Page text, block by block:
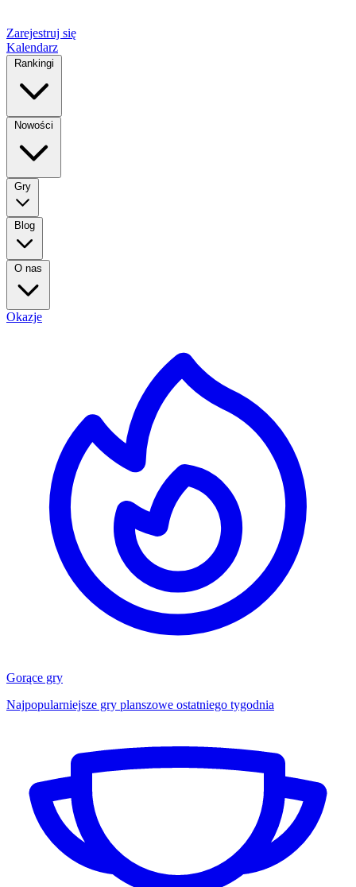
Zarejestruj się
Kalendarz
Rankingi
Nowości
Gry
Blog
O nas
Okazje
Gorące gry
Najpopularniejsze gry planszowe ostatniego tygodnia